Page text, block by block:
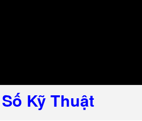
Kỹ Thuật